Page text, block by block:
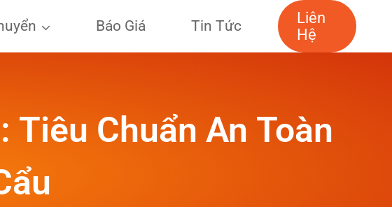
Báo Giá Tin Tức
Liên
Hệ
Tiêu Chuẩn An Toàn